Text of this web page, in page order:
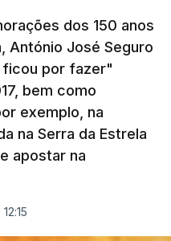
dos 150 anos
António José Seguro
por fazer"
bem como
exemplo, na
na Serra da Estrela
apostar na